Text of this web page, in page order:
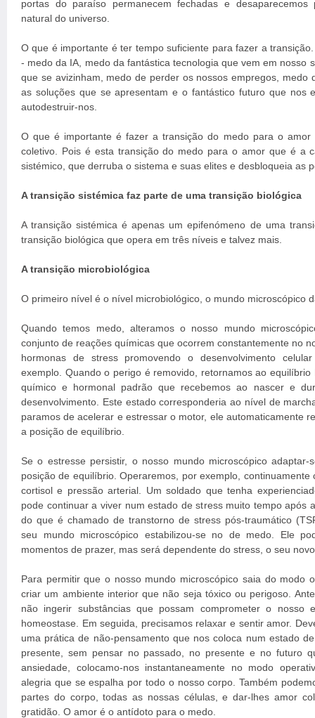
portas do paraíso permanecem fechadas e
natural do universo.
O que é importante é ter tempo suficiente para fazer a
- medo da IA, medo da fantástica tecnologia que vem em nosso
que se avizinham, medo de perder os nossos empregos, medo
as soluções que se apresentam e o fantástico futuro que nos
autodestruir-nos.
O que é importante é fazer a transição do medo para o amor
coletivo. Pois é esta transição do medo para o amor que é a
sistémico, que derruba o sistema e suas elites e desbloqueia as
A transição sistémica faz parte de uma transição biológica
A transição sistémica é apenas um epifenómeno de uma
transição biológica que opera em três níveis e talvez mais.
A transição microbiológica
O primeiro nível é o nível microbiológico, o mundo microscópico
Quando temos medo, alteramos o nosso mundo
conjunto de reações químicas que ocorrem constantemente no
hormonas de stress promovendo o desenvolvimento
exemplo. Quando o perigo é removido, retornamos ao
químico e hormonal padrão que recebemos ao nascer e
desenvolvimento. Este estado corresponderia ao nível de
paramos de acelerar e estressar o motor, ele automaticamente
a posição de equilíbrio.
Se o estresse persistir, o nosso mundo microscópico
posição de equilíbrio. Operaremos, por exemplo,
cortisol e pressão arterial. Um soldado que tenha
pode continuar a viver num estado de stress muito tempo após
do que é chamado de transtorno de stress pós-traumático
seu mundo microscópico estabilizou-se no de medo. Ele
momentos de prazer, mas será dependente do stress, o seu
Para permitir que o nosso mundo microscópico saia do modo
criar um ambiente interior que não seja tóxico ou perigoso.
não ingerir substâncias que possam comprometer o nosso
homeostase. Em seguida, precisamos relaxar e sentir amor.
uma prática de não-pensamento que nos coloca num estado
presente, sem pensar no passado, no presente e no futuro
ansiedade, colocamo-nos instantaneamente no modo
alegria que se espalha por todo o nosso corpo. Também
partes do corpo, todas as nossas células, e dar-lhes amor
gratidão. O amor é o antídoto para o medo.